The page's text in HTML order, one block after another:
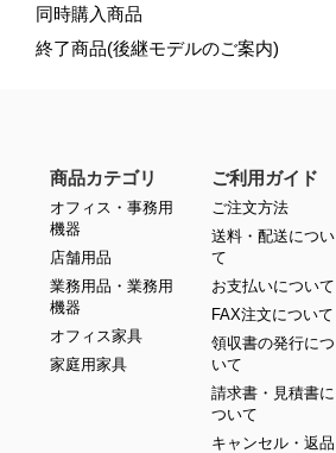
同時購入商品
終了商品(後継モデルのご案内)
商品カテゴリ
オフィス・事務用
機器
店舗用品
業務用品・業務用
機器
オフィス家具
家庭用家具
ご利用ガイド
ご注文方法
送料・配送につい
て
お支払いについて
FAX注文について
領収書の発行につ
いて
請求書・見積書に
ついて
キャンセル・返品